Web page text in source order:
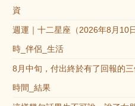
資
週運｜十二星座（2026年8月10
時_伴侶_生活
8月中旬，付出終於有了回報的
時間_結果